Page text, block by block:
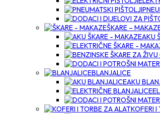
ŠKARE –
AKU
BLANJALICE
AKU
KOFERI